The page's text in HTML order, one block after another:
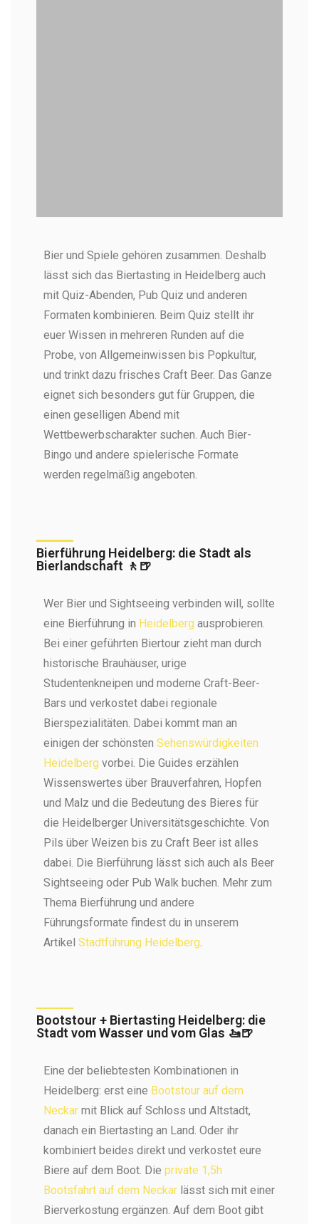
Heidelberg?
Der Pitcher Bier ist auch erhältlich (Foto: Heerlijk
Bier und Spiele gehören zusammen. Deshalb
lässt sich das Biertasting in Heidelberg auch
mit Quiz-Abenden, Pub Quiz und anderen
Formaten kombinieren. Beim Quiz stellt ihr
euer Wissen in mehreren Runden auf die
Probe, von Allgemeinwissen bis Popkultur,
und trinkt dazu frisches Craft Beer. Das Ganze
eignet sich besonders gut für Gruppen, die
einen geselligen Abend mit
Wettbewerbscharakter suchen. Auch Bier-
Bingo und andere spielerische Formate
werden regelmäßig angeboten.
Bierführung Heidelberg: die Stadt als
Bierlandschaft 🚶🍺
Wer Bier und Sightseeing verbinden will, sollte
eine Bierführung in Heidelberg ausprobieren.
Bei einer geführten Biertour zieht man durch
historische Brauhäuser, urige
Studentenkneipen und moderne Craft-Beer-
Bars und verkostet dabei regionale
Bierspezialitäten. Dabei kommt man an
einigen der schönsten Sehenswürdigkeiten
Heidelberg vorbei. Die Guides erzählen
Wissenswertes über Brauverfahren, Hopfen
und Malz und die Bedeutung des Bieres für
die Heidelberger Universitätsgeschichte. Von
Pils über Weizen bis zu Craft Beer ist alles
dabei. Die Bierführung lässt sich auch als Beer
Sightseeing oder Pub Walk buchen. Mehr zum
Thema Bierführung und andere
Führungsformate findest du in unserem
Artikel Stadtführung Heidelberg
Bootstour + Biertasting Heidelberg: die
Stadt vom Wasser und vom Glas 🚤🍺
Eine der beliebtesten Kombinationen in
Heidelberg: erst eine Bootstour auf dem
Neckar mit Blick auf Schloss und Altstadt,
danach ein Biertasting an Land. Oder ihr
kombiniert beides direkt und verkostet eure
Biere auf dem Boot. Die private 1,5h
Bootsfahrt auf dem Neckar lässt sich mit einer
Bierverkostung ergänzen. Auf dem Boot gibt